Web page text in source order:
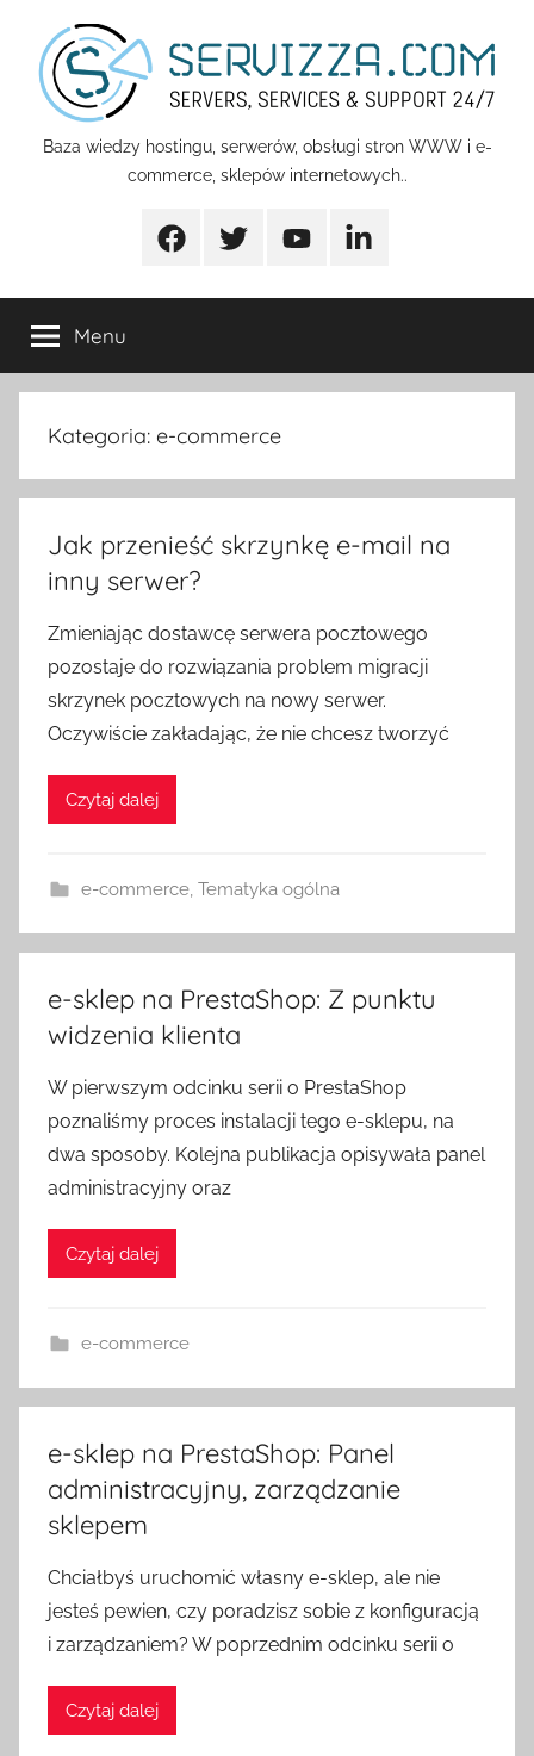
treści
Servizza
Pomoc
Baza wiedzy hostingu, serwerów, obsługi stron WWW i e-
commerce, sklepów internetowych..
FacebookTwitter YoutubeLinkedin
Menu
Kategoria: e-commerce
Jak przenieść skrzynkę e-mail na
inny serwer?
Zmieniając dostawcę serwera pocztowego
pozostaje do rozwiązania problem migracji
skrzynek pocztowych na nowy serwer.
Oczywiście zakładając, że nie chcesz tworzyć
Czytaj dalej
e-commerce, Tematyka ogólna
e-sklep na PrestaShop: Z punktu
widzenia klienta
W pierwszym odcinku serii o PrestaShop
poznaliśmy proces instalacji tego e-sklepu, na
dwa sposoby. Kolejna publikacja opisywała panel
administracyjny oraz
Czytaj dalej
e-commerce
e-sklep na PrestaShop: Panel
administracyjny, zarządzanie
sklepem
Chciałbyś uruchomić własny e-sklep, ale nie
jesteś pewien, czy poradzisz sobie z konfiguracją
i zarządzaniem? W poprzednim odcinku serii o
Czytaj dalej